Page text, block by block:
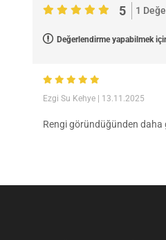
5 1
Değerlendirme yapabilmek
Ezgi Su Kehye | 13.11.2025
Rengi göründüğünden daha